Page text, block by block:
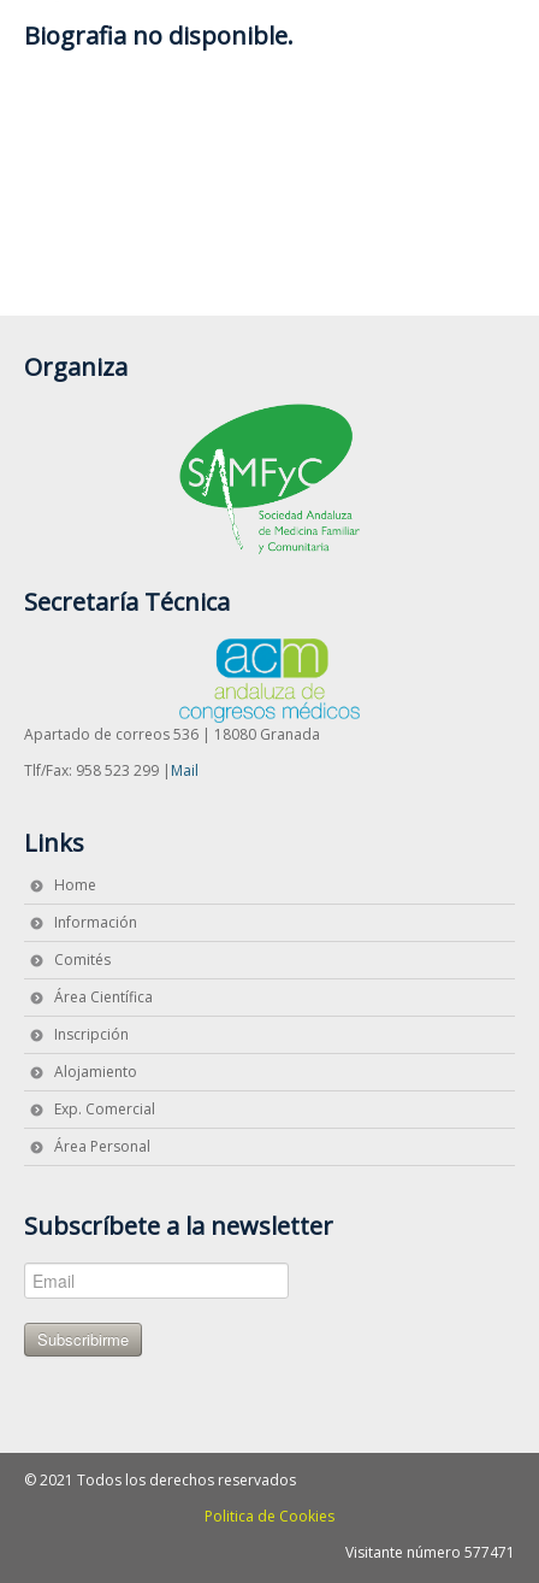
Biografia no disponible.
Organiza
Secretaría Técnica
Apartado de correos 536 | 18080 Granada
Tlf/Fax: 958 523 299 | Mail
Links
Home
Información
Comités
Área Científica
Inscripción
Alojamiento
Exp. Comercial
Área Personal
Subscríbete a la newsletter
Subscribirme
© 2021 Todos los derechos reservados
Politica de Cookies
Visitante número 577471